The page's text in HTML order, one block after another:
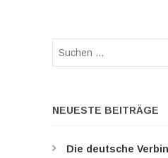
NEUESTE BEITRÄGE
Die deutsche